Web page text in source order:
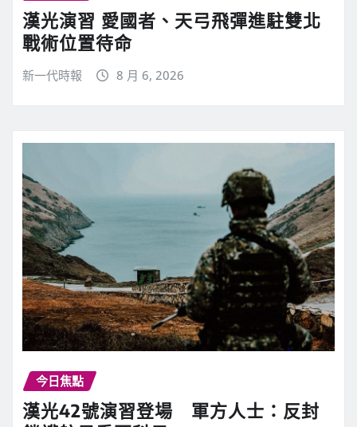
漢光演習 愛國者、天弓飛彈進駐雙北
戰術位置待命
新一代時報 8 月 6, 2026
今日焦點
漢光42號演習登場 軍方人士：反封